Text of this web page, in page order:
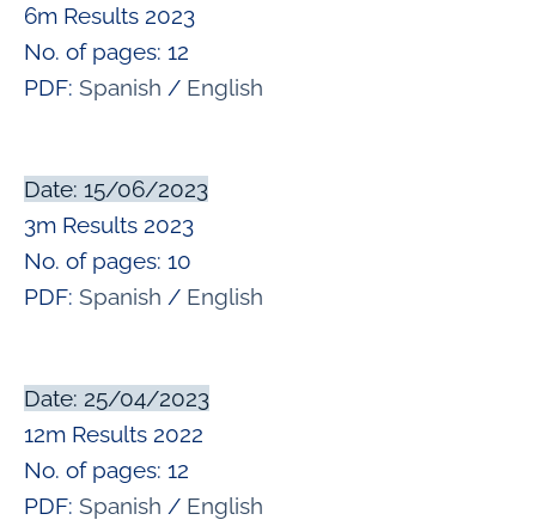
6m Results 2023
No. of pages: 12
PDF: Spanish / English
Date: 15/06/2023
3m Results 2023
No. of pages: 10
PDF: Spanish / English
Date: 25/04/2023
12m Results 2022
No. of pages: 12
PDF: Spanish / English